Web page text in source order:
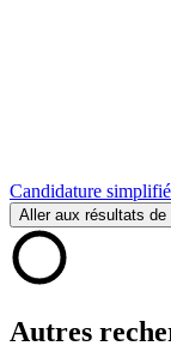
Candidature
Aller aux résultats
Autres